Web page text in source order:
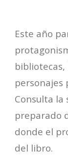
Este año
personajes
Consulta la
preparado
donde el
del libro.